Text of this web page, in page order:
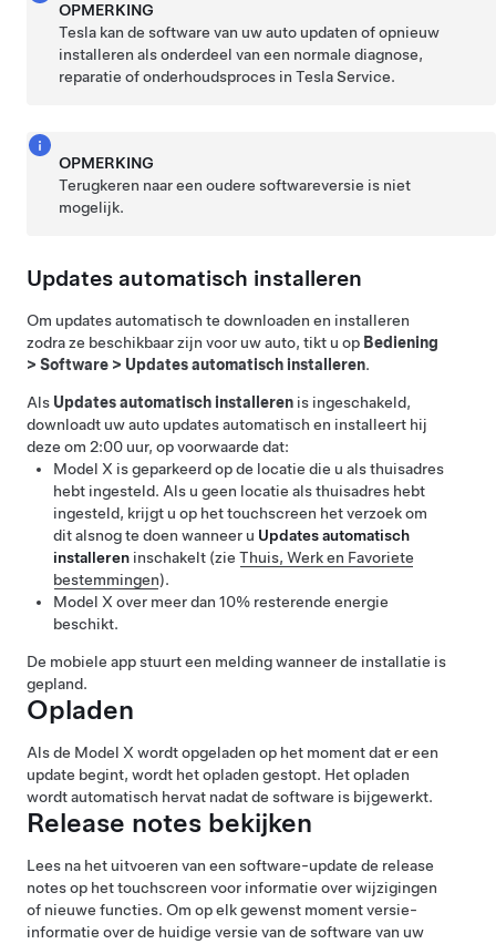
OPMERKING
Tesla kan de software van uw auto updaten of opnieuw
installeren als onderdeel van een normale diagnose,
reparatie of onderhoudsproces in Tesla Service.
OPMERKING
Terugkeren naar een oudere softwareversie is niet
mogelijk.
Updates automatisch installeren
Om updates automatisch te downloaden en installeren
zodra ze beschikbaar zijn voor uw auto, tikt u op Bediening
> Software > Updates automatisch installeren.
Als Updates automatisch installeren is ingeschakeld,
downloadt uw auto updates automatisch en installeert hij
deze om 2:00 uur, op voorwaarde dat:
Model X is geparkeerd op de locatie die u als thuisadres
hebt ingesteld. Als u geen locatie als thuisadres hebt
ingesteld, krijgt u op het touchscreen het verzoek om
dit alsnog te doen wanneer u Updates automatisch
installeren inschakelt (zie Thuis, Werk en Favoriete
bestemmingen).
Model X over meer dan 10% resterende energie
beschikt.
De mobiele app stuurt een melding wanneer de installatie is
gepland.
Opladen
Als de Model X wordt opgeladen op het moment dat er een
update begint, wordt het opladen gestopt. Het opladen
wordt automatisch hervat nadat de software is bijgewerkt.
Release notes bekijken
Lees na het uitvoeren van een software-update de release
notes op het touchscreen voor informatie over wijzigingen
of nieuwe functies. Om op elk gewenst moment versie-
informatie over de huidige versie van de software van uw